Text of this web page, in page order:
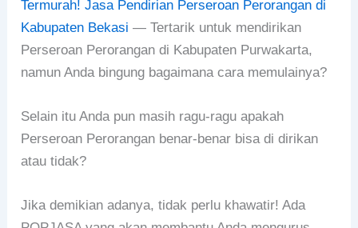
Termurah! Jasa Pendirian Perseroan Perorangan di
Kabupaten Bekasi — Tertarik untuk mendirikan
Perseroan Perorangan di Kabupaten Purwakarta,
namun Anda bingung bagaimana cara memulainya?
Selain itu Anda pun masih ragu-ragu apakah
Perseroan Perorangan benar-benar bisa di dirikan
atau tidak?
Jika demikian adanya, tidak perlu khawatir! Ada